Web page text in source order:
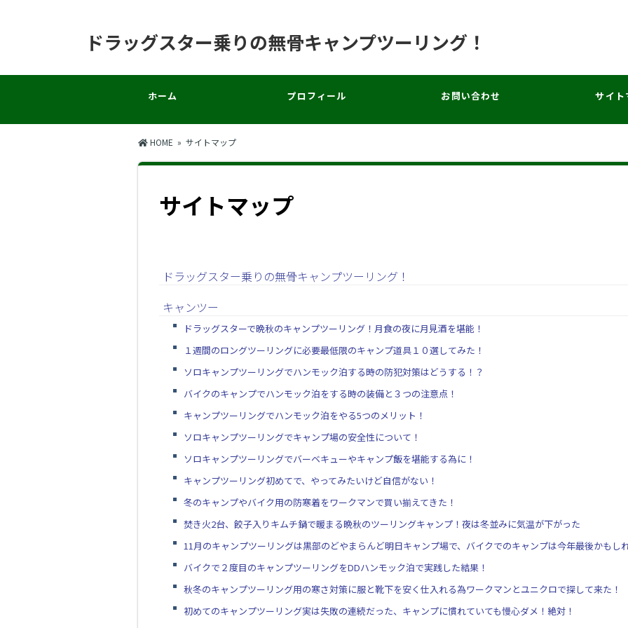
ドラッグスター乗りの無骨キャンプツーリング！
ホーム プロフィール お問い合わせ サイト
HOME » サイトマップ
サイトマップ
ドラッグスター乗りの無骨キャンプツーリング！
キャンツー
ドラッグスターで晩秋のキャンプツーリング！月食の夜に月見酒を堪能！
１週間のロングツーリングに必要最低限のキャンプ道具１０選してみた！
ソロキャンプツーリングでハンモック泊する時の防犯対策はどうする！？
バイクのキャンプでハンモック泊をする時の装備と３つの注意点！
キャンプツーリングでハンモック泊をやる5つのメリット！
ソロキャンプツーリングでキャンプ場の安全性について！
ソロキャンプツーリングでバーベキューやキャンプ飯を堪能する為に！
キャンプツーリング初めてで、やってみたいけど自信がない！
冬のキャンプやバイク用の防寒着をワークマンで買い揃えてきた！
焚き火2台、餃子入りキムチ鍋で暖まる晩秋のツーリングキャンプ！夜は冬並みに気温が下がった
11月のキャンプツーリングは黒部のどやまらんど明日キャンプ場で、バイクでのキャンプは今年最後かもし
バイクで２度目のキャンプツーリングをDDハンモック泊で実践した結果！
秋冬のキャンプツーリング用の寒さ対策に服と靴下を安く仕入れる為ワークマンとユニクロで探して来た！
初めてのキャンプツーリング実は失敗の連続だった、キャンプに慣れていても慢心ダメ！絶対！